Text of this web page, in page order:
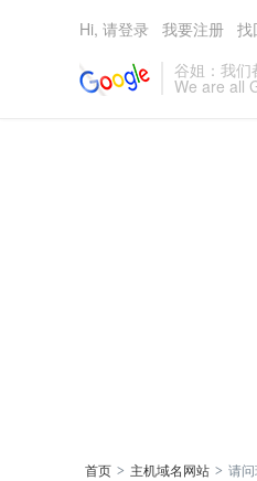
谷姐：我们
We are all
Hi, 请登录 我要注册 找
首页 > 主机域名网站 > 请